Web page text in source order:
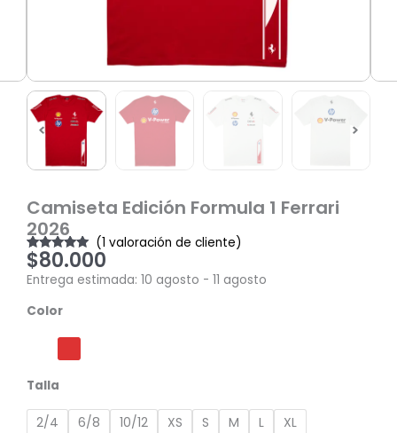
Camiseta Edición Formula 1 Ferrari
2026
Valorado
con 5.00 de
5 en base a
1
de un cliente
(1 valoración de cliente)
$80.000
Entrega estimada: 10 agosto - 11 agosto
Color
Talla
2/4 6/8 10/12 XS S M L XL
Camiseta
Formula
Ferrari
cantidad